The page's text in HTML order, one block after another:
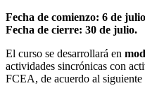
Fecha de comienzo: 6 de
Fecha de cierre: 30 de julio.
El curso se desarrollará en
actividades sincrónicas con
FCEA, de acuerdo al siguiente